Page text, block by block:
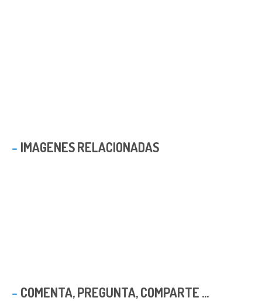
IMAGENES RELACIONADAS
COMENTA, PREGUNTA, COMPARTE ...